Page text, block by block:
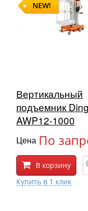
NEW!
Вертикальный
подъемник
AWP12-1000
Цена По
В корзину